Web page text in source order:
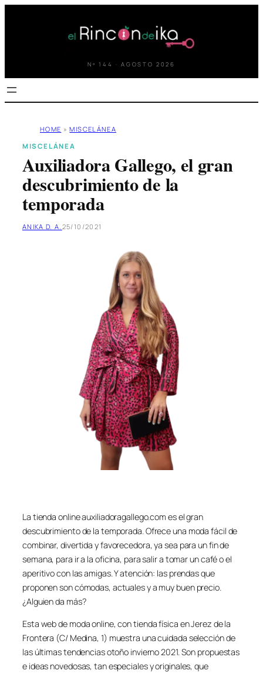
Nº 144 · AGOSTO 2026
HOME » MISCELÁNEA
MISCELÁNEA
Auxiliadora Gallego, el gran
descubrimiento de la
temporada
ANIKA D. A. 25/10/2021
La tienda online auxiliadoragallego.com es el gran
descubrimiento de la temporada. Ofrece una moda fácil de
combinar, divertida y favorecedora, ya sea para un fin de
semana, para ir a la oficina, para salir a tomar un café o el
aperitivo con las amigas. Y atención: las prendas que
proponen son cómodas, actuales y a muy buen precio.
¿Alguien da más?
Esta web de moda online, con tienda física en Jerez de la
Frontera (C/ Medina, 1) muestra una cuidada selección de
las últimas tendencias otoño invierno 2021. Son propuestas
e ideas novedosas, tan especiales y originales, que